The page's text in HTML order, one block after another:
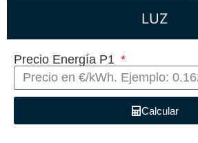
LUZ
Precio Energía P1
Calcular